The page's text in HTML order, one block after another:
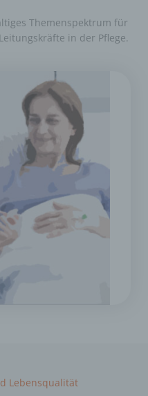
Themenspektrum​ für
in der Pflege.
Lebensqualität